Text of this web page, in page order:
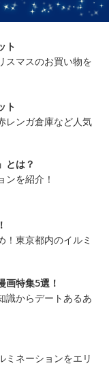
ト
スマスのお買い物を
ト
レンガ倉庫など人気
とは？
ンを紹介！
！東京都内のイルミ
画特集5選！
識からデートあるあ
ミネーションをエリ